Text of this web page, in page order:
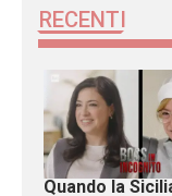
RECENTI
Quando la